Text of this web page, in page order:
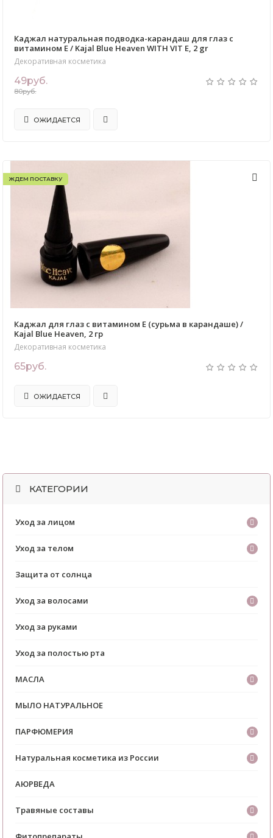
Каджал натуральная подводка-карандаш для глаз с
витамином Е / Kajal Blue Heaven WITH VIT E, 2 gr
Декоративная косметика
49руб.
80руб.
ОЖИДАЕТСЯ
ЖДЕМ ПОСТАВКУ
Каджал для глаз с витамином Е (сурьма в карандаше) /
Kajal Blue Heaven, 2 гр
Декоративная косметика
65руб.
ОЖИДАЕТСЯ
КАТЕГОРИИ
Уход за лицом
Уход за телом
Защита от солнца
Уход за волосами
Уход за руками
Уход за полостью рта
МАСЛА
МЫЛО НАТУРАЛЬНОЕ
ПАРФЮМЕРИЯ
Натуральная косметика из России
АЮРВЕДА
Травяные составы